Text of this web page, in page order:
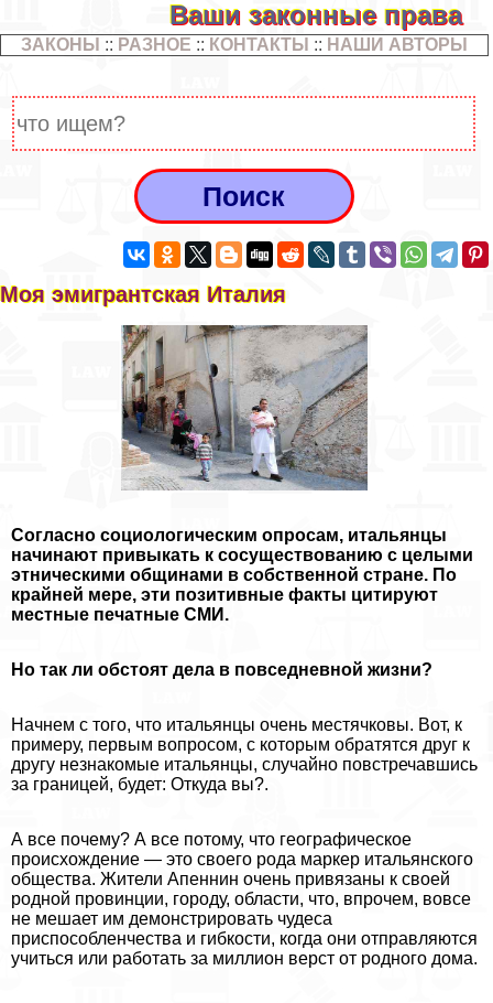
Ваши законные права
ЗАКОНЫ :: РАЗНОЕ :: КОНТАКТЫ :: НАШИ АВТОРЫ
Моя эмигрантская Италия
Согласно социологическим опросам, итальянцы
начинают привыкать к сосуществованию с целыми
этническими общинами в собственной стране. По
крайней мере, эти позитивные факты цитируют
местные печатные СМИ.
Но так ли обстоят дела в повседневной жизни?
Начнем с того, что итальянцы очень местячковы. Вот, к
примеру, первым вопросом, с которым обратятся друг к
другу незнакомые итальянцы, случайно повстречавшись
за границей, будет: Откуда вы?.
А все почему? А все потому, что географическое
происхождение — это своего рода маркер итальянского
общества. Жители Апеннин очень привязаны к своей
родной провинции, городу, области, что, впрочем, вовсе
не мешает им демонстрировать чудеса
приспособленчества и гибкости, когда они отправляются
учиться или работать за миллион верст от родного дома.